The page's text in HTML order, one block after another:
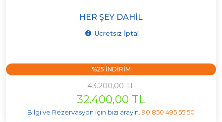
HER ŞEY DAHIL
Ücretsiz İptal
%25 INDIRIM
43.200,00 TL
32.400,00 TL
Bilgi ve Rezervasyon için bizi arayın. 90 850 495 55 50